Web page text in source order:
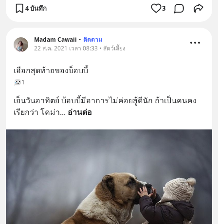
4 บันทึก 3
Madam Cawaii • ติดตาม
22 ส.ค. 2021 เวลา 08:33 • สัตว์เลี้ยง
เฮือกสุดท้ายของบ็อบบี้
1
เย็นวันอาทิตย์ บ้อบบี้มีอาการไม่ค่อยสู้ดีนัก ถ้าเป็นคนคง
เรียกว่า โคม่า... อ่านต่อ